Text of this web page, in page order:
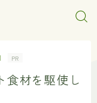
PR
食材を駆使し